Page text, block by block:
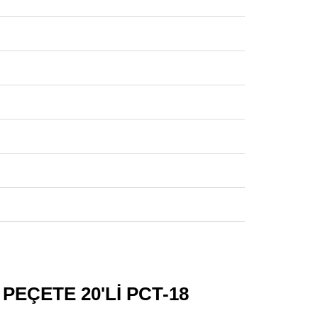
20'Lİ PCT-18